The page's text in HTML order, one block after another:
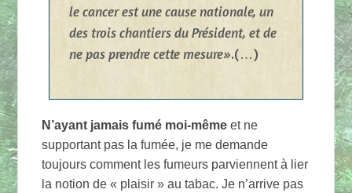
le cancer est une cause nationale, un
des trois chantiers du Président, et de
ne pas prendre cette mesure».(…)
N’ayant jamais fumé moi-même et ne
supportant pas la fumée, je me demande
toujours comment les fumeurs parviennent à lier
la notion de « plaisir » au tabac. Je n’arrive pas